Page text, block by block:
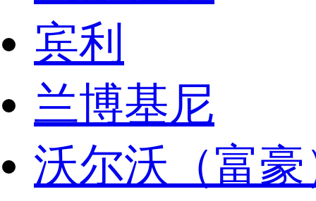
宾利
兰博基尼
沃尔沃（富豪